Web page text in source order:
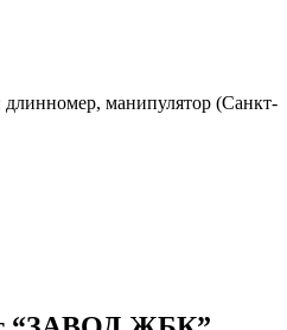
длинномер, манипулятор (Санкт-